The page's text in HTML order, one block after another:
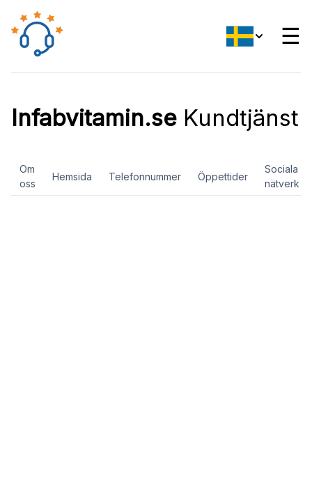
☰
Infabvitamin.se Kundtjänst
Om
oss
Hemsida Telefonnummer Öppettider
Sociala
nätverk